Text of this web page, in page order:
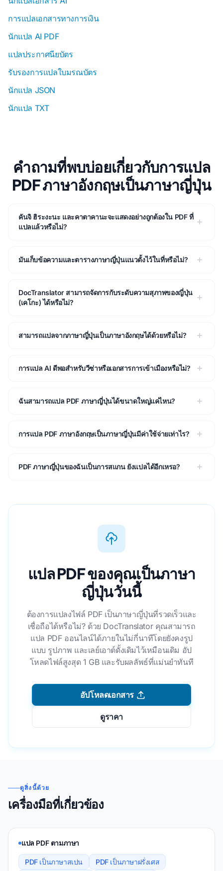
การแปลเอกสารทางการเงิน
นักแปล AI PDF
แปลประกาศนียบัตร
รับรองการแปลใบมรณบัตร
นักแปล JSON
นักแปล TXT
คําถามที่พบบ่อยเกี่ยวกับการแปล
PDF ภาษาอังกฤษเป็นภาษาญี่ปุ่น
คันจิ ฮิระงะนะ และคาตาคานะจะแสดงอย่างถูกต้องใน PDF ที่
แปลแล้วหรือไม่?
มันเก็บข้อความและตารางภาษาญี่ปุ่นแนวตั้งไว้ในที่หรือไม่?
DocTranslator สามารถจัดการกับระดับความสุภาพของญี่ปุ่น
(เคโกะ) ได้หรือไม่?
สามารถแปลจากภาษาญี่ปุ่นเป็นภาษาอังกฤษได้ด้วยหรือไม่?
การแปล AI ดีพอสําหรับวีซ่าหรือเอกสารการเข้าเมืองหรือไม่?
ฉันสามารถแปล PDF ภาษาญี่ปุ่นได้ขนาดใหญ่แค่ไหน?
การแปล PDF ภาษาอังกฤษเป็นภาษาญี่ปุ่นมีค่าใช้จ่ายเท่าไร?
PDF ภาษาญี่ปุ่นของฉันเป็นการสแกน ยังแปลได้อีกเหรอ?
แปล PDF ของคุณเป็นภาษา
ญี่ปุ่นวันนี้
ต้องการแปลงไฟล์ PDF เป็นภาษาญี่ปุ่นที่รวดเร็วและ
เชื่อถือได้หรือไม่? ด้วย DocTranslator คุณสามารถ
แปล PDF ออนไลน์ได้ภายในไม่กี่นาทีโดยยังคงรูป
แบบ รูปภาพ และเลย์เอาต์ดั้งเดิมไว้เหมือนเดิม อัป
โหลดไฟล์สูงสุด 1 GB และรับผลลัพธ์ที่แม่นยําทันที
อัปโหลดเอกสาร
ดูราคา
ดูสิ่งนี้ด้วย
เครื่องมือที่เกี่ยวข้อง
แปล PDF ตามภาษา
PDF เป็นภาษาสเปน
PDF เป็นภาษาฝรั่งเศส